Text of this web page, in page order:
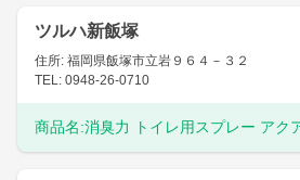
ツルハ新飯塚
住所: 福岡県飯塚市立岩９６４－３２
TEL: 0948-26-0710
商品名:消臭力 トイレ用スプレー アク